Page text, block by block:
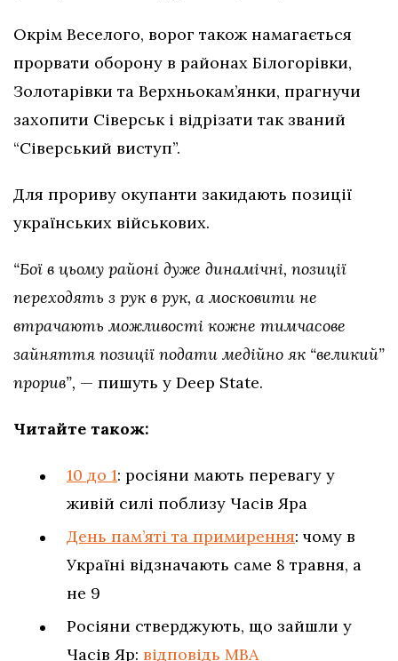
Окрім Веселого, ворог також намагається
прорвати оборону в районах Білогорівки,
Золотарівки та Верхньокам’янки, прагнучи
захопити Сіверськ і відрізати так званий
“Сіверський виступ”.
Для прориву окупанти закидають позиції
українських військових.
“Бої в цьому районі дуже динамічні, позиції
переходять з рук в рук, а московити не
втрачають можливості кожне тимчасове
зайняття позиції подати медійно як “великий”
прорив”, — пишуть у Deep State.
Читайте також:
10 до 1: росіяни мають перевагу у
живій силі поблизу Часів Яра
День пам’яті та примирення: чому в
Україні відзначають саме 8 травня, а
не 9
Росіяни стверджують, що зайшли у
Часів Яр: відповідь МВА